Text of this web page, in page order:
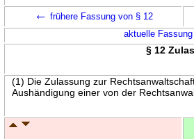
← frühere Fassung von § 12
aktuelle
§ 12
(1) Die Zulassung zur
Aushändigung einer von der